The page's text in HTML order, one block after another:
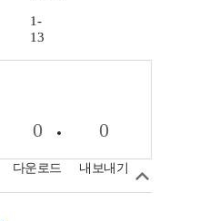
1-
13
0
다운로드
0
내보내기